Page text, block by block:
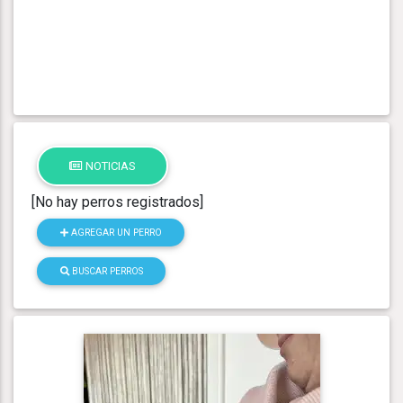
NOTICIAS
[No hay perros registrados]
AGREGAR UN PERRO
BUSCAR PERROS